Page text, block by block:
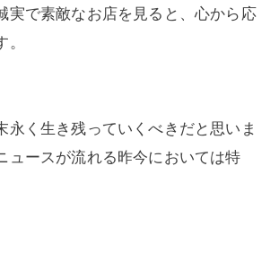
実で素敵なお店を見ると、心から応
永く生き残っていくべきだと思いま
ュースが流れる昨今においては特